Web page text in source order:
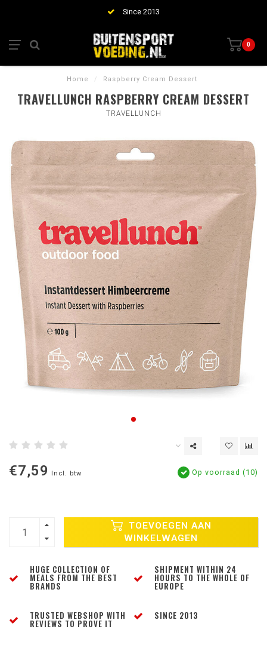
Since 2013
0
Home / Raspberry Cream Dessert
TRAVELLUNCH RASPBERRY CREAM DESSERT
TRAVELLUNCH
€7,59 Incl. btw Op voorraad (10)
TOEVOEGEN AAN
WINKELWAGEN
HUGE COLLECTION OF
MEALS FROM THE BEST
BRANDS
SHIPMENT WITHIN 24
HOURS TO THE WHOLE OF
EUROPE
TRUSTED WEBSHOP WITH
REVIEWS TO PROVE IT
SINCE 2013